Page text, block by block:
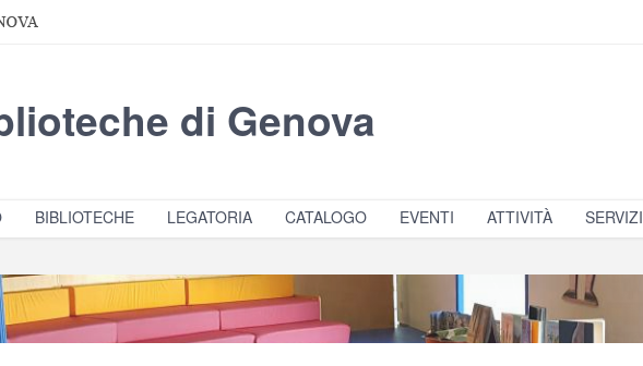
di Genova
BIBLIOTECHE LEGATORIA CATALOGO EVENTI ATTIVITÀ SERVIZI